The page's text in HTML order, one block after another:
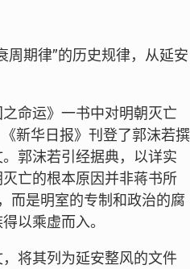
周期律”的历史规律，从延安
命运》一书中对明朝灭亡
新华日报》刊登了郭沫若撰
郭沫若引经据典，以详实
亡的根本原因并非蒋书所
而是明室的专制和政治的腐
以乘虚而入。
将其列为延安整风的文件